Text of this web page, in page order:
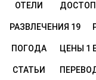
ОТЕЛИ
РАЗВЛЕЧЕНИЯ 19
ПОГОДА ЦЕНЫ 1
СТАТЬИ